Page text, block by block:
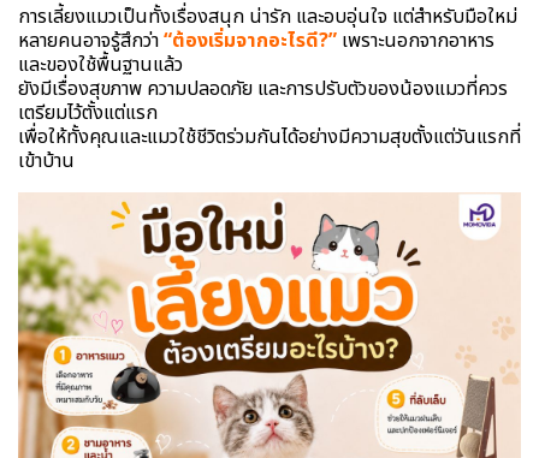
การเลี้ยงแมวเป็นทั้งเรื่องสนุก น่ารัก และอบอุ่นใจ แต่สำหรับมือใหม่
หลายคนอาจรู้สึกว่า“ต้องเริ่มจากอะไรดี?” เพราะนอกจากอาหาร
และของใช้พื้นฐานแล้ว
ยังมีเรื่องสุขภาพ ความปลอดภัย และการปรับตัวของน้องแมวที่ควร
เตรียมไว้ตั้งแต่แรก
เพื่อให้ทั้งคุณและแมวใช้ชีวิตร่วมกันได้อย่างมีความสุขตั้งแต่วันแรกที่
เข้าบ้าน